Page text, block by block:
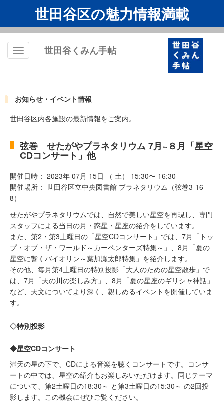
世田谷区の魅力情報満載
Toggle
世田谷くみん手帖
お知らせ・イベント情報
世田谷区内各施設の最新情報をご案内。
弦巻 せたがやプラネタリウム 7月~８月「星空
CDコンサート」他
開催日時： 2023年 07月 15日 （ 土） 15:30〜 16:30
開催場所： 世田谷区立中央図書館 プラネタリウム（弦巻3-16-
8）
せたがやプラネタリウムでは、自然で美しい星空を再現し、専門
スタッフによる当日の月・惑星・星座の紹介をしています。
また、第2・第3土曜日の「星空CDコンサート」では、7月「トッ
プ・オブ・ザ・ワールド～カーペンターズ特集～」、8月「夏の
星空に響くバイオリン～葉加瀬太郎特集」を紹介します。
その他、毎月第4土曜日の特別投影「大人のための星空散歩」で
は、7月「天の川の楽しみ方」、8月「夏の星座のギリシャ神話」
など、天文についてより深く、親しめるイベントを開催していま
す。
◇特別投影
◆星空CDコンサート
満天の星の下で、CDによる音楽を聴くコンサートです。コンサ
ートの中では、星空の紹介もお楽しみいただけます。同じテーマ
について、第2土曜日の18:30～ と第3土曜日の15:30～ の2回投
影します。この機会にぜひご覧ください。